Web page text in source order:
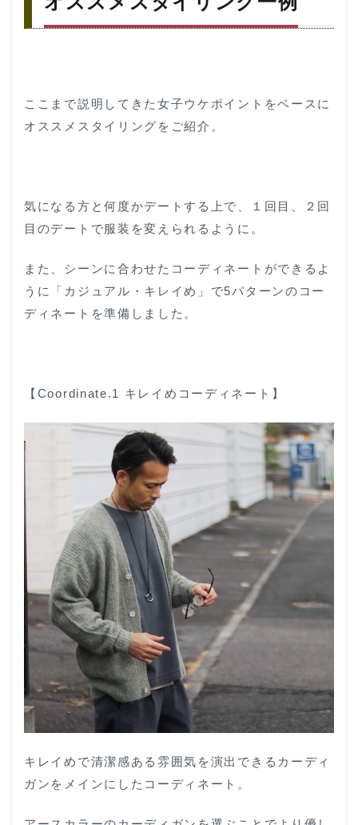
ここまで説明してきた女子ウケポイントをベースに
オススメスタイリングをご紹介。
気になる方と何度かデートする上で、１回目、２回
目のデートで服装を変えられるように。
また、シーンに合わせたコーディネートができるよ
うに「カジュアル・キレイめ」で5パターンのコー
ディネートを準備しました。
【Coordinate.1 キレイめコーディネート】
キレイめで清潔感ある雰囲気を演出できるカーディ
ガンをメインにしたコーディネート。